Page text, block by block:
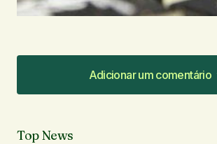
Adicionar um comentário
Adicionar um comentário
Top News